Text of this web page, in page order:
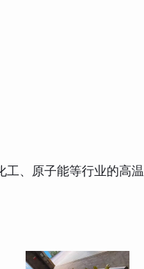
、原子能等行业的高